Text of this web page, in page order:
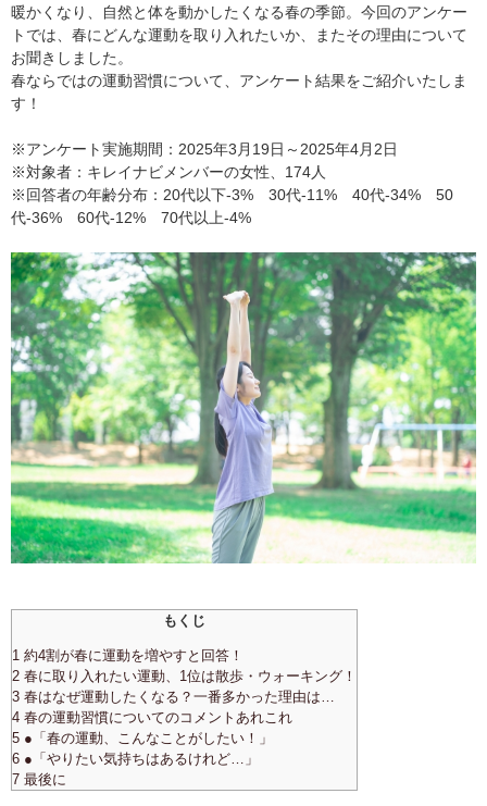
暖かくなり、自然と体を動かしたくなる春の季節。今回のアンケー
トでは、春にどんな運動を取り入れたいか、またその理由について
お聞きしました。
春ならではの運動習慣について、アンケート結果をご紹介いたしま
す！
※アンケート実施期間：2025年3月19日～2025年4月2日
※対象者：キレイナビメンバーの女性、174人
※回答者の年齢分布：20代以下-3% 30代-11% 40代-34% 50
代-36% 60代-12% 70代以上-4%
もくじ
1 約4割が春に運動を増やすと回答！
2 春に取り入れたい運動、1位は散歩・ウォーキング！
3 春はなぜ運動したくなる？一番多かった理由は…
4 春の運動習慣についてのコメントあれこれ
5 ●「春の運動、こんなことがしたい！」
6 ●「やりたい気持ちはあるけれど…」
7 最後に